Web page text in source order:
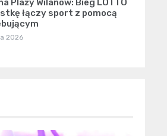
Plaży Wilanów: Bieg LOTTO
łączy sport z pomocą
2026